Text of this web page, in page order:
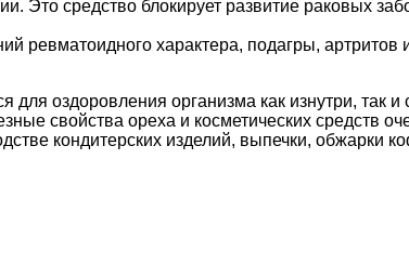
Это средство блокирует развитие раковых
ревматоидного характера, подагры, артритов
для оздоровления организма как изнутри, так
свойства ореха и косметических средств
кондитерских изделий, выпечки, обжарки